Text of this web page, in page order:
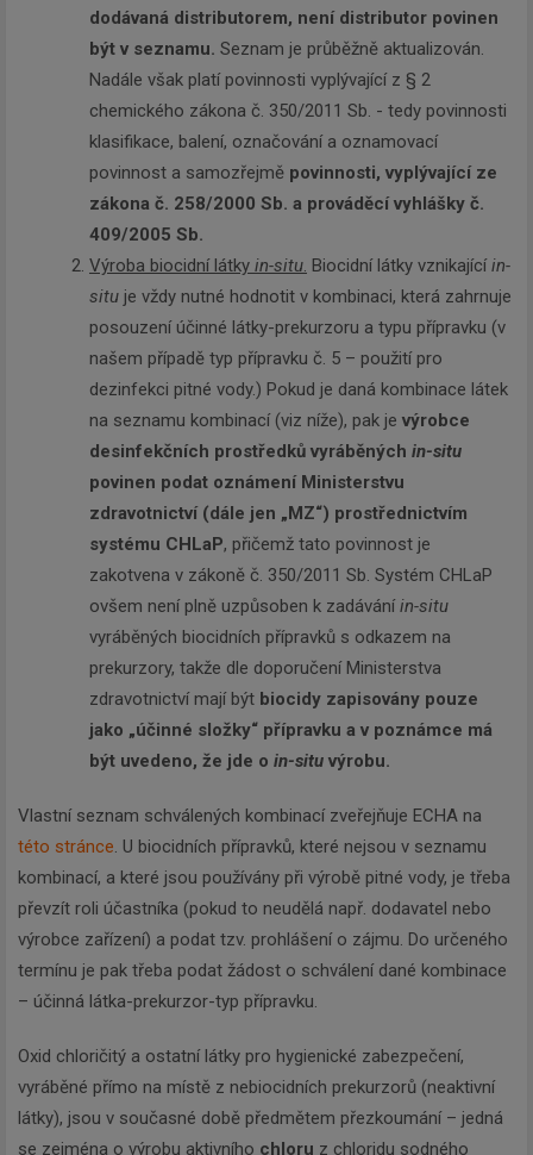
dodávaná distributorem, není distributor povinen
být v seznamu. Seznam je průběžně aktualizován.
Nadále však platí povinnosti vyplývající z § 2
chemického zákona č. 350/2011 Sb. - tedy povinnosti
klasifikace, balení, označování a oznamovací
povinnost a samozřejmě povinnosti, vyplývající ze
zákona č. 258/2000 Sb. a prováděcí vyhlášky č.
409/2005 Sb.
Výroba biocidní látky in-situ. Biocidní látky vznikajícíin-
situ je vždy nutné hodnotit v kombinaci, která zahrnuje
posouzení účinné látky-prekurzoru a typu přípravku (v
našem případě typ přípravku č. 5 – použití pro
dezinfekci pitné vody.) Pokud je daná kombinace látek
na seznamu kombinací (viz níže), pak je výrobce
desinfekčních prostředků vyráběných in-situ
povinen podat oznámení Ministerstvu
zdravotnictví (dále jen „MZ“) prostřednictvím
systému CHLaP, přičemž tato povinnost je
zakotvena v zákoně č. 350/2011 Sb. Systém CHLaP
ovšem není plně uzpůsoben k zadáváníin-situ
vyráběných biocidních přípravků s odkazem na
prekurzory, takže dle doporučení Ministerstva
zdravotnictví mají být biocidy zapisovány pouze
jako „účinné složky“ přípravku a v poznámce má
být uvedeno, že jde o in-situ výrobu.
Vlastní seznam schválených kombinací zveřejňuje ECHA na
této stránce. U biocidních přípravků, které nejsou v seznamu
kombinací, a které jsou používány při výrobě pitné vody, je třeba
převzít roli účastníka (pokud to neudělá např. dodavatel nebo
výrobce zařízení) a podat tzv. prohlášení o zájmu. Do určeného
termínu je pak třeba podat žádost o schválení dané kombinace
– účinná látka-prekurzor-typ přípravku.
Oxid chloričitý a ostatní látky pro hygienické zabezpečení,
vyráběné přímo na místě z nebiocidních prekurzorů (neaktivní
látky), jsou v současné době předmětem přezkoumání – jedná
se zejména o výrobu aktivního chloru z chloridu sodného